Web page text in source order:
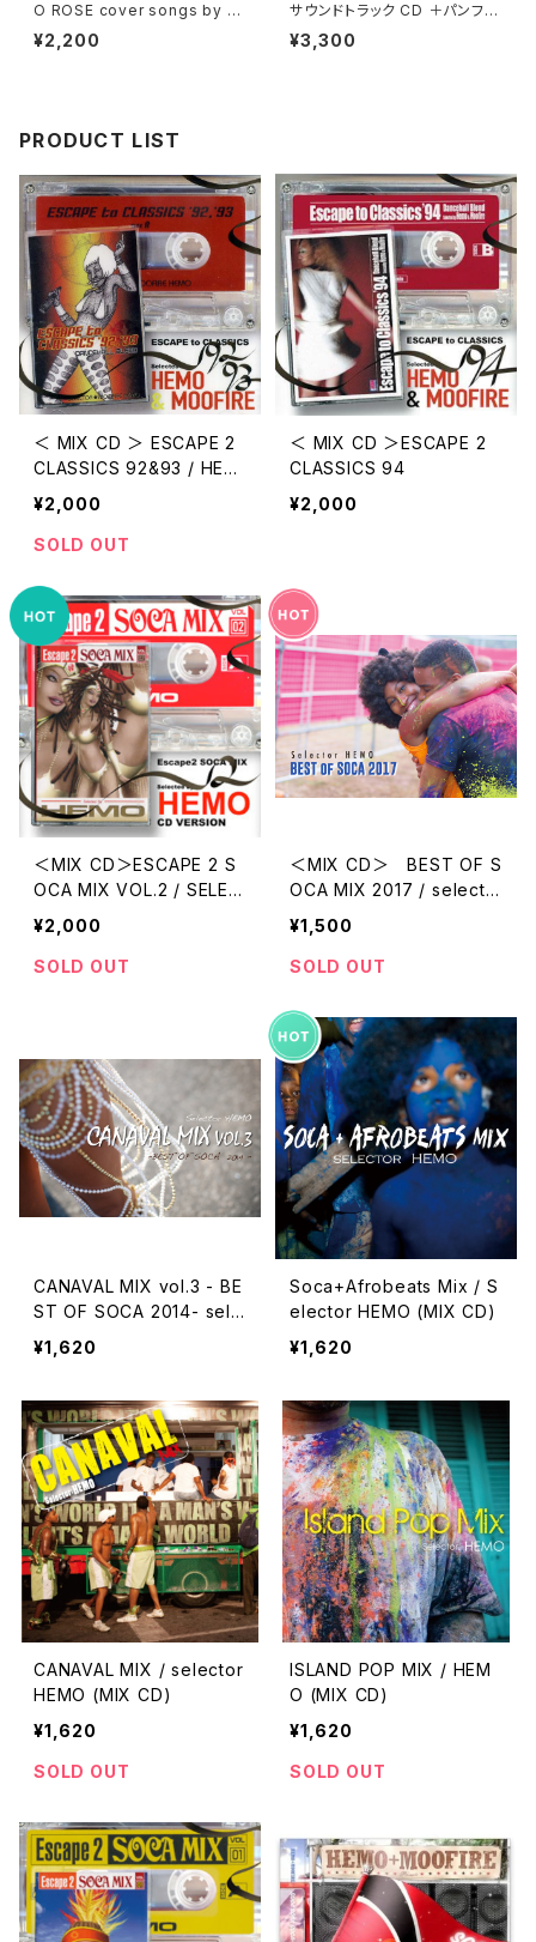
O ROSE cover songs by Ja
¥2,200
サウンドトラック CD ＋パンフレ
ット 【送料無料】
¥3,300
PRODUCT LIST
＜ MIX CD ＞ ESCAPE 2
CLASSICS 92&93 / HEM
O+MOOFIRE
¥2,000
SOLD OUT
＜ MIX CD ＞ESCAPE 2
CLASSICS 94
¥2,000
＜MIX CD＞ESCAPE 2 S
OCA MIX VOL.2 / SELEC
TOR HEMO (2CD)
¥2,000
SOLD OUT
＜MIX CD＞ BEST OF S
OCA MIX 2017 / selecto
r HEMO
¥1,500
SOLD OUT
CANAVAL MIX vol.3 - BE
ST OF SOCA 2014- sele
ctor HEMO (MIX CD)
¥1,620
Soca+Afrobeats Mix / S
elector HEMO (MIX CD)
¥1,620
CANAVAL MIX / selector
HEMO (MIX CD)
¥1,620
SOLD OUT
ISLAND POP MIX / HEM
O (MIX CD)
¥1,620
SOLD OUT